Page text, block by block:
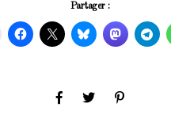
Partager :